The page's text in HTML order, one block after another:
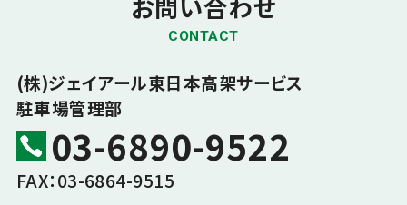
お問い合わせ
CONTACT
(株)ジェイアール東日本高架サービス
駐車場管理部
03-6890-9522
FAX：03-6864-9515